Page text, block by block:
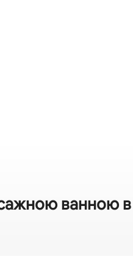
ванною в